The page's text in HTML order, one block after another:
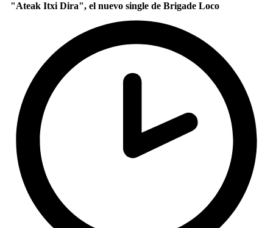
"Ateak Itxi Dira", el nuevo single de Brigade Loco